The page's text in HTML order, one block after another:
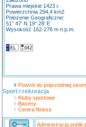
Prawa miejskie 1423 r.
Powierzchnia 294,4 km2
Położenie Geograficzne:
51° 47' N 19° 28' E
Wysokość 162-278 m n.p.m.
Powrót do poprzedniej
Sport i rekreacja
Kluby sportowe
Baseny
Centra fitness
Administracja